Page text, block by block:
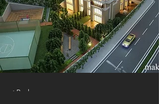
< Back